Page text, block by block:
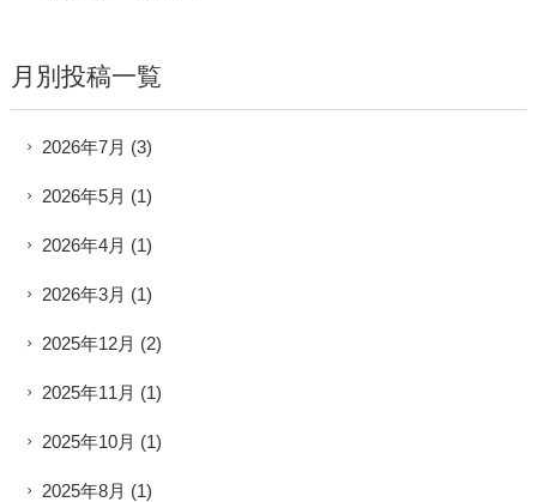
月別投稿一覧
2026年7月 (3)
2026年5月 (1)
2026年4月 (1)
2026年3月 (1)
2025年12月 (2)
2025年11月 (1)
2025年10月 (1)
2025年8月 (1)